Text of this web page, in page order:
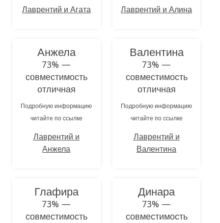
Лаврентий и Агата Лаврентий и Алина
Анжела
73% —
совместимость
отличная
Подробную информацию
читайте по ссылке
Лаврентий и
Анжела
Валентина
73% —
совместимость
отличная
Подробную информацию
читайте по ссылке
Лаврентий и
Валентина
Глафира
73% —
совместимость
Динара
73% —
совместимость